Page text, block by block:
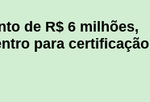
de R$ 6 milhões,
para certificação